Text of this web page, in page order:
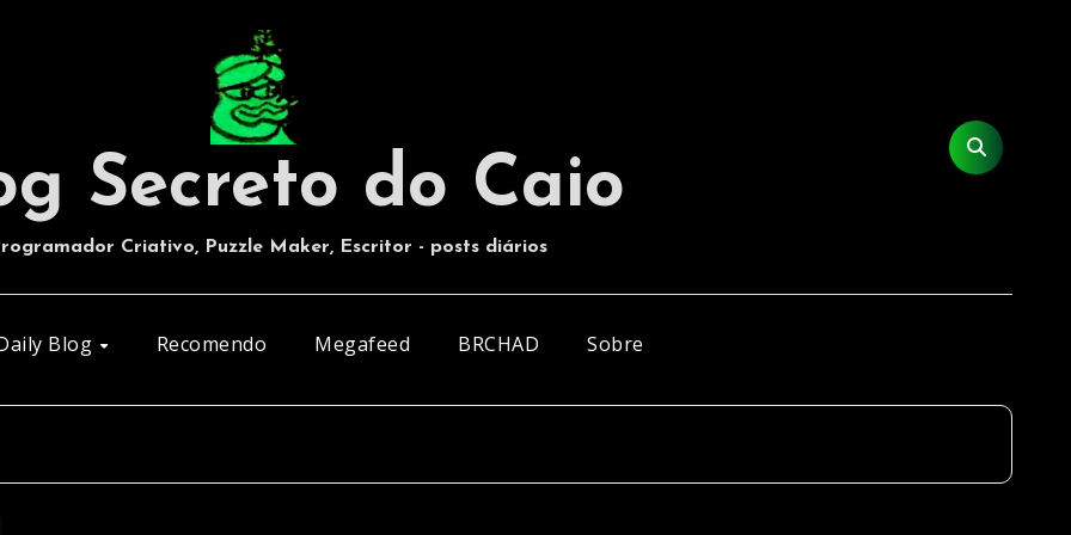
Secreto do Caio
Criativo, Puzzle Maker, Escritor - posts diários
Blog Recomendo Megafeed BRCHAD Sobre